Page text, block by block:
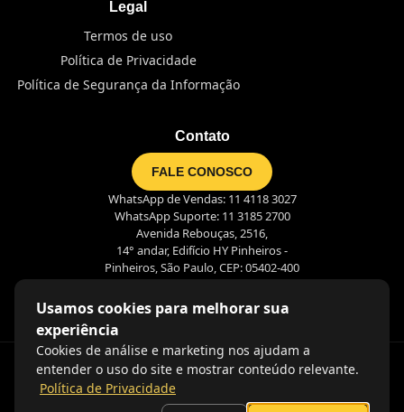
Legal
Termos de uso
Política de Privacidade
Política de Segurança da Informação
Contato
FALE CONOSCO
WhatsApp de Vendas: 11 4118 3027
WhatsApp Suporte: 11 3185 2700
Avenida Rebouças, 2516,
14° andar, Edifício HY Pinheiros -
Pinheiros, São Paulo, CEP: 05402-400
Usamos cookies para melhorar sua
experiência
Cookies de análise e marketing nos ajudam a
entender o uso do site e mostrar conteúdo relevante.
Política de Privacidade